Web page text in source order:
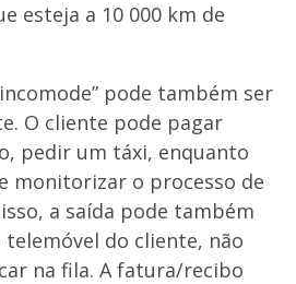
esteja a 10 000 km de
pode também ser
O cliente pode pagar
pedir um táxi, enquanto
monitorizar o processo de
a saída pode também
do cliente, não
na fila. A fatura/recibo